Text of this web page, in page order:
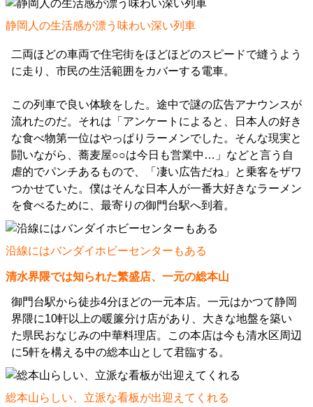
静岡人の生活感が漂う味わい深い列車
二両ほどの車両で住宅街をほどほどのスピードで縫うよう
に走り、市民の生活範囲をカバーする電車。
この列車で良い体験をした。途中で謎の広告アナウンスが
流れたのだ。それは「アンケートによると、日本人の好き
な食べ物第一位はやっぱりラーメンでした。そんな現実と
闘いながら、蕎麦屋○○は今日も営業中…」などと言う自
虐的でパンチあるもので、「凄い広告だね」と乗客をザワ
つかせていた。僕はそんな日本人が一番大好きなラーメン
を食べるために、最寄りの御門台駅へ到着。
沿線にはバンダイホビーセンターもある
清水界隈では知られた繁盛店、一元の総本山
御門台駅から徒歩4分ほどの一元本店。一元はかつて静岡
界隈に10軒以上の暖簾分け店があり、大きな地盤を築い
た県民おなじみの中華料理店。この本店は今も清水区周辺
に5軒を構える中の総本山として君臨する。
総本山らしい、立派な看板が出迎えてくれる